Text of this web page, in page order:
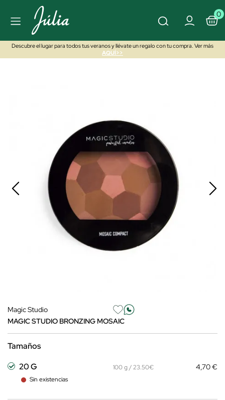
0
Descubre el lugar para todos tus veranos y llévate un regalo con tu compra. Ver más
AQUÍ>>
Magic Studio
MAGIC STUDIO BRONZING MOSAIC
Tamaños
20 G
Sin existencias
100 g / 23.50€ 4,70 €